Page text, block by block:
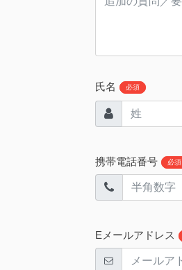
氏名 必須
携帯電話番号 必須
Eメールアドレス